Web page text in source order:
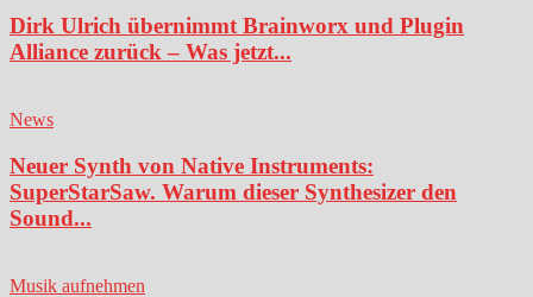
Dirk Ulrich übernimmt Brainworx und Plugin
Alliance zurück – Was jetzt...
News
Neuer Synth von Native Instruments:
SuperStarSaw. Warum dieser Synthesizer den
Sound...
Musik aufnehmen